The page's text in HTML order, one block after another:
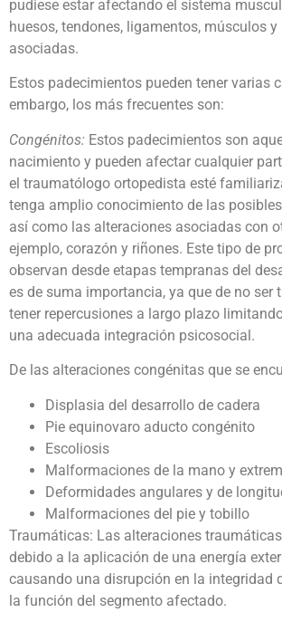
pudiese estar afectando el sistema
huesos, tendones, ligamentos, músculos
asociadas.
Estos padecimientos pueden tener varias
embargo, los más frecuentes son:
Congénitos: Estos padecimientos son
nacimiento y pueden afectar cualquier
el traumatólogo ortopedista esté
tenga amplio conocimiento de las
así como las alteraciones asociadas con
ejemplo, corazón y riñones. Este tipo de
observan desde etapas tempranas del
es de suma importancia, ya que de no ser
tener repercusiones a largo plazo
una adecuada integración psicosocial.
De las alteraciones congénitas que se
Displasia del desarrollo de cadera
Pie equinovaro aducto congénito
Escoliosis
Malformaciones de la mano y
Deformidades angulares y de
Malformaciones del pie y tobillo
Traumáticas: Las alteraciones
debido a la aplicación de una energía
causando una disrupción en la integridad
la función del segmento afectado.